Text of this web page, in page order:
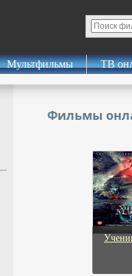
Мультфильмы ТВ
Фильмы